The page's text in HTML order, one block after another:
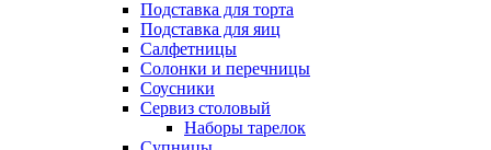
Подставка для торта
Подставка для яиц
Салфетницы
Солонки и перечницы
Соусники
Сервиз столовый
Наборы тарелок